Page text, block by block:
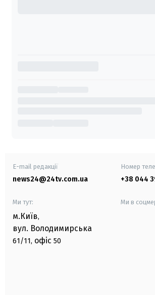
E-mail редакції
news24@24tv.com.ua
Номер
+38 044
Ми тут:
м.Київ,
вул. Володимирська
61/11, офіс 50
Ми в